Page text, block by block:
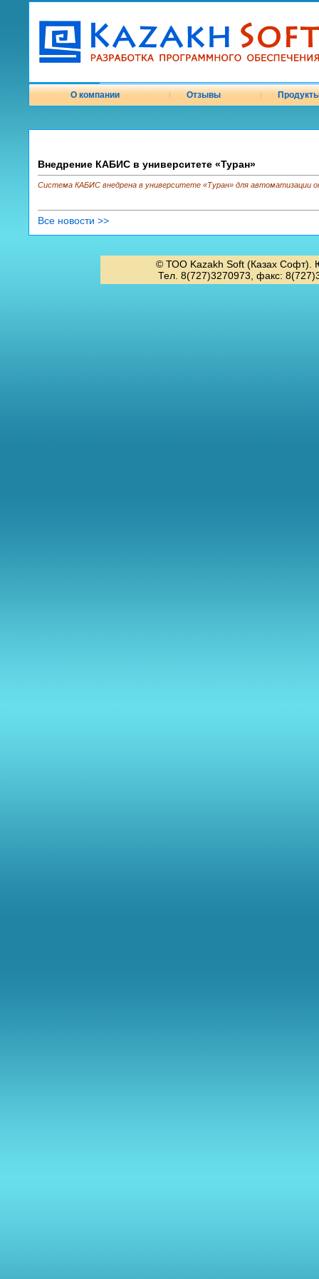
О компании Отзывы
Внедрение КАБИС в университете «Туран»
Система КАБИС внедрена в университете «Туран» для автоматизации
Все новости >>
© ТОО Kazakh Soft (Казах Софт).
Тел. 8(727)3270973, факс: